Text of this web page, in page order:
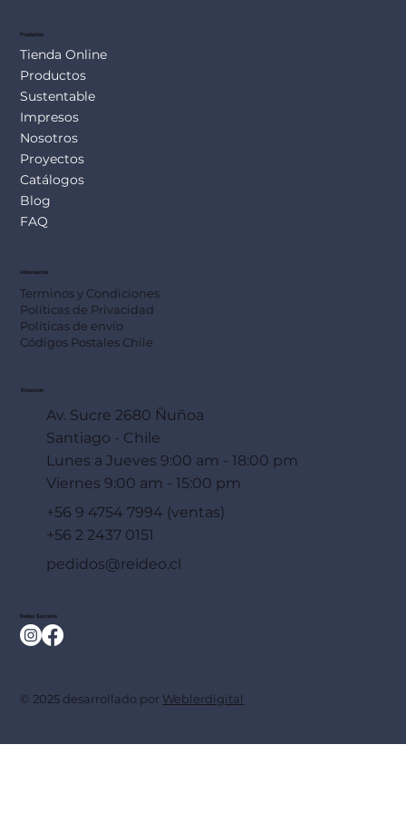
Productos
Tienda Online
Productos
Sustentable
Impresos
Nosotros
Proyectos
Catálogos
Blog
FAQ
Información
Terminos y Condiciones
Políticas de Privacidad
Políticas de envío
Códigos Postales Chile
Dirección
Av. Sucre 2680 Ñuñoa
Santiago - Chile
Lunes a Jueves 9:00 am - 18:00 pm
Viernes 9:00 am - 15:00 pm
+56 9 4754 7994 (ventas)
+56 2 2437 0151
pedidos@reideo.cl
Redes Sociales
© 2025 desarrollado por Weblerdigital